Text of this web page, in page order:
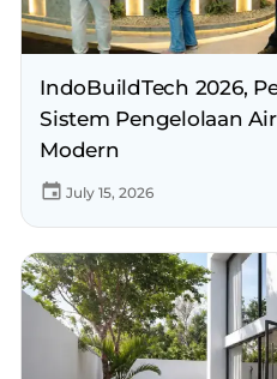
IndoBuildTech 2026,
Sistem Pengelolaan
Modern
July 15, 2026